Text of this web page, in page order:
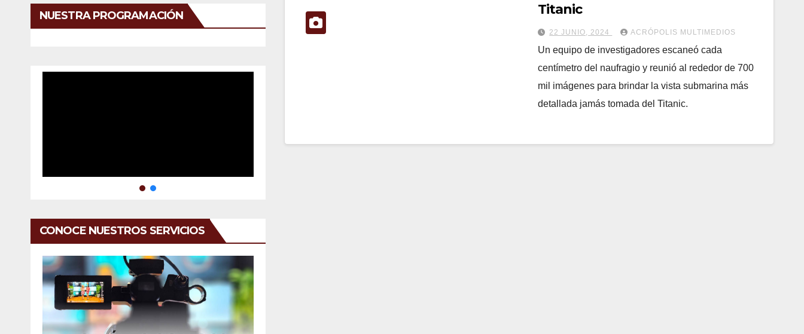
NUESTRA PROGRAMACIÓN
CONOCE NUESTROS SERVICIOS
Titanic
22 JUNIO, 2024 ACRÓPOLIS MULTIMEDIOS
Un equipo de investigadores escaneó cada
centímetro del naufragio y reunió al rededor de 700
mil imágenes para brindar la vista submarina más
detallada jamás tomada del Titanic.